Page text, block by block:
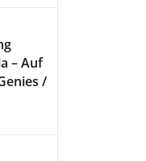
– Auf
/